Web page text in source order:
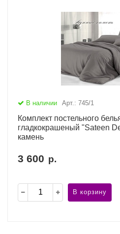
В наличии Арт.: 745/1
Комплект постельного
гладкокрашеный "Sateen
камень
3 600 р.
В корзину